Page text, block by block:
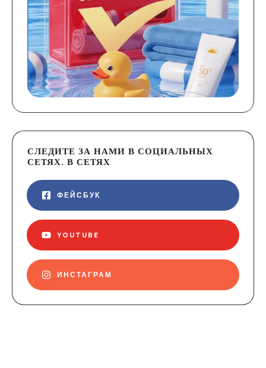
СЛЕДИТЕ ЗА НАМИ В СОЦИАЛЬНЫХ
СЕТЯХ. В СЕТЯХ
ФЕЙСБУК
YOUTUBE
ИНСТАГРАМ